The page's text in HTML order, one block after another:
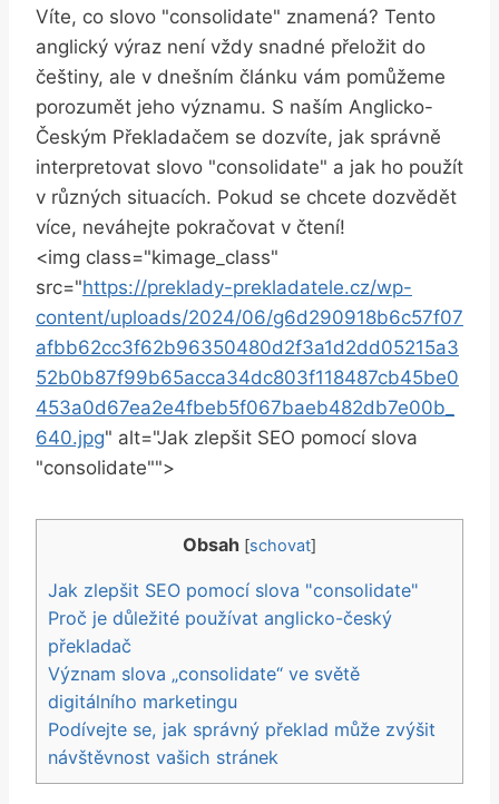
Víte, co slovo "consolidate" znamená? Tento
anglický výraz není vždy snadné přeložit do
češtiny, ale v dnešním článku vám pomůžeme
porozumět jeho významu. S naším Anglicko-
Českým Překladačem se dozvíte, jak správně
interpretovat slovo "consolidate" a jak ho použít
v různých situacích. Pokud se chcete dozvědět
více, neváhejte pokračovat v čtení!
<img class="kimage_class"
src="https://preklady-prekladatele.cz/wp-
content/uploads/2024/06/g6d290918b6c57f07
afbb62cc3f62b96350480d2f3a1d2dd05215a3
52b0b87f99b65acca34dc803f118487cb45be0
453a0d67ea2e4fbeb5f067baeb482db7e00b_
640.jpg" alt="Jak zlepšit SEO pomocí slova
"consolidate"">
Obsah [schovat]
Jak zlepšit SEO pomocí slova "consolidate"
Proč je důležité používat anglicko-český
překladač
Význam slova „consolidate“ ve světě
digitálního marketingu
Podívejte se, jak správný překlad může zvýšit
návštěvnost vašich stránek